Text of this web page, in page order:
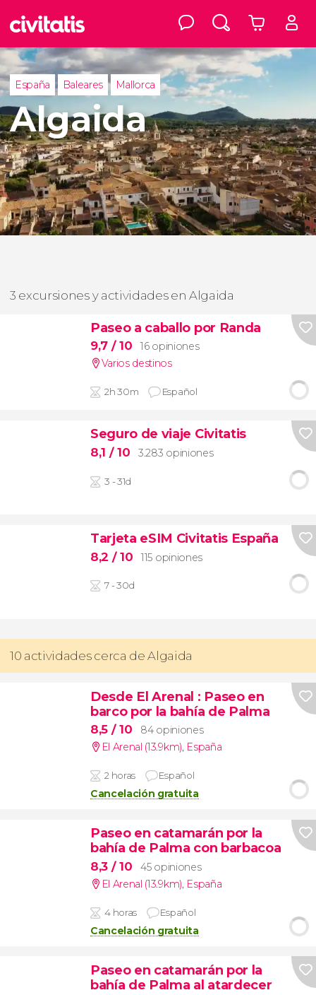
España Baleares Mallorca
Algaida
3 excursiones y actividades en Algaida
Paseo a caballo por Randa
9,7 / 10
16 opiniones
Varios destinos
2h 30m Español
Seguro de viaje Civitatis
8,1 / 10 3.283 opiniones
3 - 31d
Tarjeta eSIM Civitatis España
8,2 / 10 115 opiniones
7 - 30d
10 actividades cerca de Algaida
Desde El Arenal : Paseo en
barco por la bahía de Palma
8,5 / 10
84 opiniones
El Arenal (13.9km), España
2 horas Español
Cancelación gratuita
Paseo en catamarán por la
bahía de Palma con barbacoa
8,3 / 10
45 opiniones
El Arenal (13.9km), España
4 horas Español
Cancelación gratuita
Paseo en catamarán por la
bahía de Palma al atardecer